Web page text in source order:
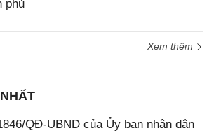
phủ
Xem thêm
QĐ-UBND của Ủy ban nhân dân